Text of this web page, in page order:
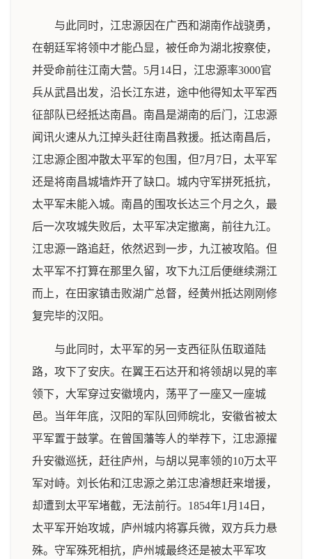
与此同时，江忠源因在广西和湖南作战骁勇，
在朝廷军将领中才能凸显，被任命为湖北按察使，
并受命前往江南大营。5月14日，江忠源率3000官
兵从武昌出发，沿长江东进，途中他得知太平军西
征部队已经抵达南昌。南昌是湖南的后门，江忠源
闻讯火速从九江掉头赶往南昌救援。抵达南昌后，
江忠源企图冲散太平军的包围，但7月7日，太平军
还是将南昌城墙炸开了缺口。城内守军拼死抵抗，
太平军未能入城。南昌的围攻长达三个月之久，最
后一次攻城失败后，太平军决定撤离，前往九江。
江忠源一路追赶，依然迟到一步，九江被攻陷。但
太平军不打算在那里久留，攻下九江后便继续溯江
而上，在田家镇击败湖广总督，经黄州抵达刚刚修
复完毕的汉阳。
与此同时，太平军的另一支西征队伍取道陆
路，攻下了安庆。在翼王石达开和将领胡以晃的率
领下，大军穿过安徽境内，荡平了一座又一座城
邑。当年年底，汉阳的军队回师皖北，安徽省被太
平军置于鼓掌。在曾国藩等人的举荐下，江忠源擢
升安徽巡抚，赶往庐州，与胡以晃率领的10万太平
军对峙。刘长佑和江忠源之弟江忠濬想赶来增援，
却遭到太平军堵截，无法前行。1854年1月14日，
太平军开始攻城，庐州城内将寡兵微，双方兵力悬
殊。守军殊死相抗，庐州城最终还是被太平军攻